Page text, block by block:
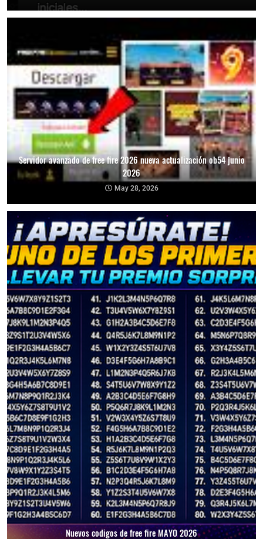
Servidor avanzado de free fire 2026 nueva actualización ob54 junio
2026
May 28, 2026
Nuevos codigos de free fire MAYO 2026